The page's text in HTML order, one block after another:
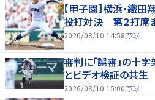
【甲子園】横浜・織
投打対決 第２打席
2026/08/10 14:58野球
審判に「誤審」の十
とビデオ検証の共生
2026/08/10 15:00野球